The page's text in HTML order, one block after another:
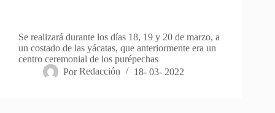
Se realizará durante los días 18, 19 y 20 de marzo, a
un costado de las yácatas, que anteriormente era un
centro ceremonial de los purépechas
Por Redacción 18- 03- 2022